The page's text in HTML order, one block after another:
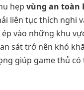
hẹp vùng an toàn
liên tục thích nghi
vào những khu
sát trở nên khó
giúp game thủ